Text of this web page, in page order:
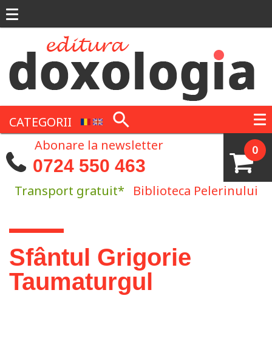
CATEGORII
0
Abonare la newsletter
0724 550 463
Transport gratuit* Biblioteca Pelerinului
Eşti aici
Sfântul Grigorie
Taumaturgul